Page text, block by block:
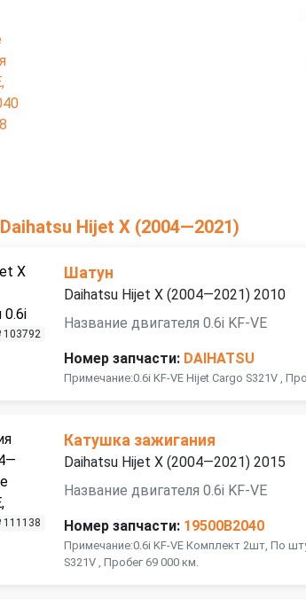
Hijet X (2004—2021)
Шатун
Daihatsu Hijet X (2004—2021) 2010
Название двигателя 0.6i KF-VE
Номер запчасти: DAIHATSU
Примечание:0.6i KF-VE Hijet Cargo S321V ,
Катушка зажигания
Daihatsu Hijet X (2004—2021) 2015
Название двигателя 0.6i KF-VE
Номер запчасти: 19500B2040
Примечание:0.6i KF-VE Комплект 2шт, По
S321V , Пробег 69 000 км.